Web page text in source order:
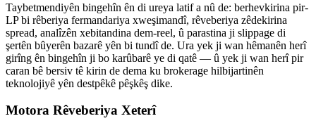
Taybetmendiyên bingehîn ên di ureya latif a nû de: berhevkirina pir-
LP bi rêberiya fermandariya xweşimandî, rêveberiya zêdekirina
spread, analîzên xebitandina dem-reel, û parastina ji slippage di
şertên bûyerên bazarê yên bi tundî de. Ura yek ji wan hêmanên herî
girîng ên bingehîn ji bo karûbarê ye di qatê — û yek ji wan herî pir
caran bê bersiv tê kirin de dema ku brokerage hilbijartinên
teknolojiyê yên destpêkê pêşkêş dike.
Motora Rêveberiya Xeterî